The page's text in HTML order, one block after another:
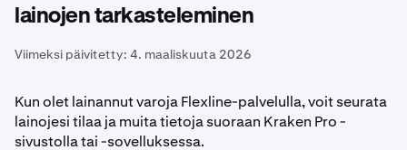
lainojen tarkasteleminen
Viimeksi päivitetty: 4. maaliskuuta 2026
Kun olet lainannut varoja Flexline-palvelulla, voit seurata
lainojesi tilaa ja muita tietoja suoraan Kraken Pro -
sivustolla tai -sovelluksessa.